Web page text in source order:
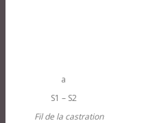
a
S1 – S2
Fil de la castration